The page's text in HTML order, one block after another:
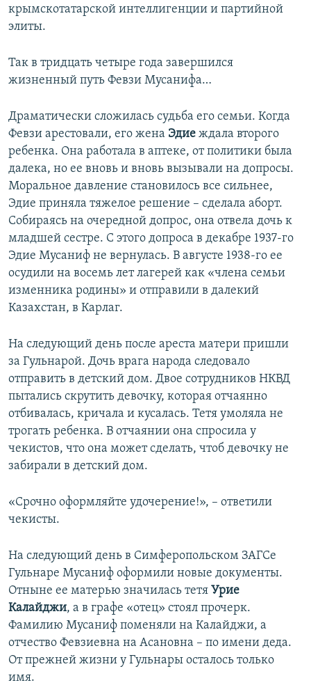
крымскотатарской интеллигенции и партийной
элиты.
Так в тридцать четыре года завершился
жизненный путь Февзи Мусанифа…
Драматически сложилась судьба его семьи. Когда
Февзи арестовали, его жена Эдие ждала второго
ребенка. Она работала в аптеке, от политики была
далека, но ее вновь и вновь вызывали на допросы.
Моральное давление становилось все сильнее,
Эдие приняла тяжелое решение – сделала аборт.
Собираясь на очередной допрос, она отвела дочь к
младшей сестре. С этого допроса в декабре 1937-го
Эдие Мусаниф не вернулась. В августе 1938-го ее
осудили на восемь лет лагерей как «члена семьи
изменника родины» и отправили в далекий
Казахстан, в Карлаг.
На следующий день после ареста матери пришли
за Гульнарой. Дочь врага народа следовало
отправить в детский дом. Двое сотрудников НКВД
пытались скрутить девочку, которая отчаянно
отбивалась, кричала и кусалась. Тетя умоляла не
трогать ребенка. В отчаянии она спросила у
чекистов, что она может сделать, чтоб девочку не
забирали в детский дом.
«Срочно оформляйте удочерение!», – ответили
чекисты.
На следующий день в Симферопольском ЗАГСе
Гульнаре Мусаниф оформили новые документы.
Отныне ее матерью значилась тетя Урие
Калайджи, а в графе «отец» стоял прочерк.
Фамилию Мусаниф поменяли на Калайджи, а
отчество Февзиевна на Асановна – по имени деда.
От прежней жизни у Гульнары осталось только
имя.